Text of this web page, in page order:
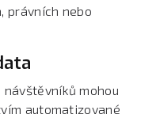
právních nebo
návštěvníků mohou
automatizované